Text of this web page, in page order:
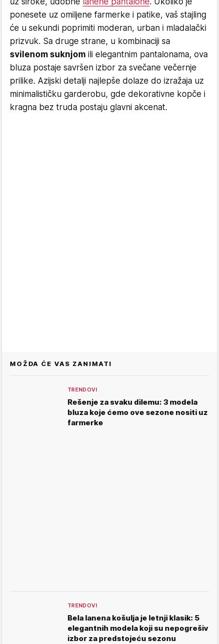
ponesete uz omiljene farmerke i patike, vaš stajling
će u sekundi poprimiti moderan, urban i mladalački
prizvuk. Sa druge strane, u kombinaciji sa
svilenom suknjom ili elegantnim pantalonama, ova
bluza postaje savršen izbor za svečane večernje
prilike. Azijski detalji najlepše dolaze do izražaja uz
minimalističku garderobu, gde dekorativne kopče i
kragna bez truda postaju glavni akcenat.
MOŽDA ĆE VAS ZANIMATI
TRENDOVI
Rešenje za svaku dilemu: 3 modela
bluza koje ćemo ove sezone nositi uz
farmerke
TRENDOVI
Bela lanena košulja je letnji klasik: 5
elegantnih modela koji su nepogrešiv
izbor za predstojeću sezonu